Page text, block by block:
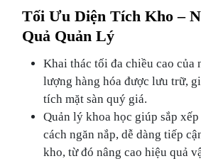
Tối Ưu Diện Tích Kho –
Quả Quản Lý
Khai thác tối đa chiều cao của
lượng hàng hóa được lưu trữ,
tích mặt sàn quý giá.
Quản lý khoa học giúp sắp
cách ngăn nắp, dễ dàng tiếp
kho, từ đó nâng cao hiệu quả